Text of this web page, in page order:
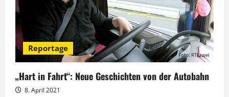
Reportage
„Hart in Fahrt“: Neue Geschichten von der Autobahn
8. April 2021